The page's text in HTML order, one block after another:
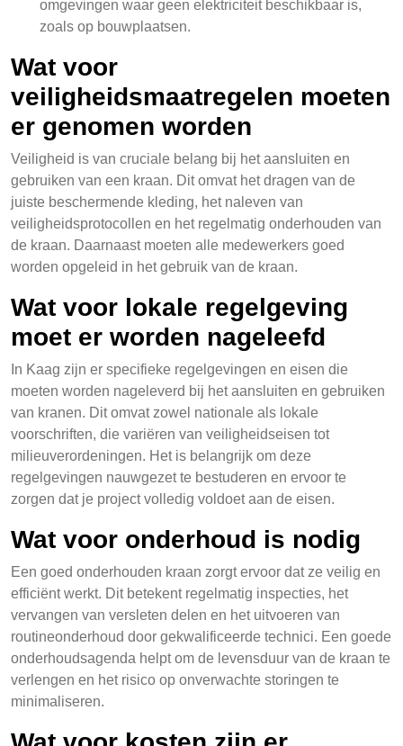
omgevingen waar geen elektriciteit beschikbaar is,
zoals op bouwplaatsen.
Wat voor
veiligheidsmaatregelen moeten
er genomen worden
Veiligheid is van cruciale belang bij het aansluiten en
gebruiken van een kraan. Dit omvat het dragen van de
juiste beschermende kleding, het naleven van
veiligheidsprotocollen en het regelmatig onderhouden van
de kraan. Daarnaast moeten alle medewerkers goed
worden opgeleid in het gebruik van de kraan.
Wat voor lokale regelgeving
moet er worden nageleefd
In Kaag zijn er specifieke regelgevingen en eisen die
moeten worden nageleverd bij het aansluiten en gebruiken
van kranen. Dit omvat zowel nationale als lokale
voorschriften, die variëren van veiligheidseisen tot
milieuverordeningen. Het is belangrijk om deze
regelgevingen nauwgezet te bestuderen en ervoor te
zorgen dat je project volledig voldoet aan de eisen.
Wat voor onderhoud is nodig
Een goed onderhouden kraan zorgt ervoor dat ze veilig en
efficiënt werkt. Dit betekent regelmatig inspecties, het
vervangen van versleten delen en het uitvoeren van
routineonderhoud door gekwalificeerde technici. Een goede
onderhoudsagenda helpt om de levensduur van de kraan te
verlengen en het risico op onverwachte storingen te
minimaliseren.